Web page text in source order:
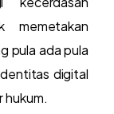
memetakan
pula ada pula
digital
hukum.